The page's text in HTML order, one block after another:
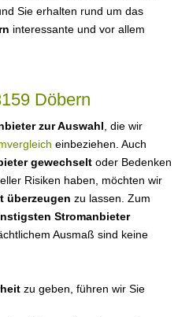
Sie erhalten rund um das
interessante und vor allem
Döbern
zur Auswahl , die wir
einbeziehen. Auch
gewechselt oder Bedenken
Risiken haben, möchten wir
überzeugen zu lassen. Zum
Stromanbieter
Ausmaß sind keine
zu geben, führen wir Sie